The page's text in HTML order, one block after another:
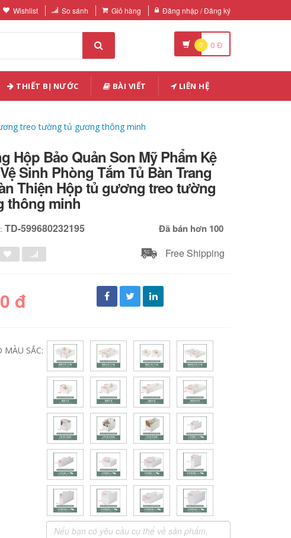
Wishlist So sánh Giỏ hàng Đăng nhập / Đăng ký
0 0 Đ
THIẾT BỊ NƯỚC BÀI VIẾT LIÊN HỆ
treo tường tủ gương thông minh
Hộp Bảo Quản Son Mỹ Phẩm Kệ
Sinh Phòng Tắm Tủ Bàn Trang
Thiện Hộp tủ gương treo tường
thông minh
TD-599680232195 Đã bán hơn 100
Free Shipping
đ
MÀU SẮC: